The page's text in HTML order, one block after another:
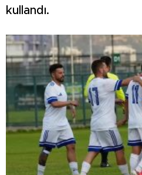
kullandı.